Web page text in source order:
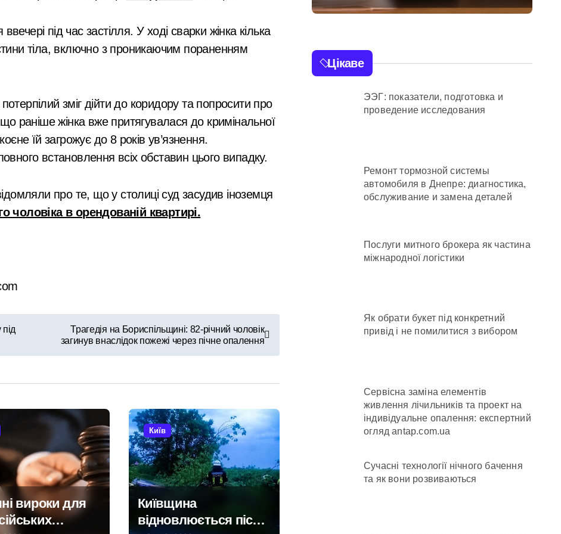
тис. грн компенсацій: фінансова підтримка для постраждалих від війни підприємств
лічильників та проект на індивідуальне опалення: експертний огляд antap.com.ua
пенсіонерка втратила $18 тисяч через фейкового полковника СБУ
нові звинувачення: 6 квартир у Києві, апартаменти в Буковелі та активи на понад 20 млн грн
втратив більше 100 тисяч книг та всі свої запаси
та як вони розвиваються
річний юнак запустив сигнальні ракети у дворі»
грн у закупівлі серверів: поліція Києва висунула підозру посадовцю Державної служби зайнятості
щодо організатора ботоферми для російського сервісу
у службі в тилу на суму 26 тисяч доларів»
трагедії на станції «Квітнева» у Києві пропонують збільшити кількість бетонних укриттів
в Києві: місто разом з Агентством відновлення укладають контракти на понад 1,5 ГВт потужностей
ЖК у Києві: офіс закритий, телефони мовчать, керівник покинув місто
під час застілля. У ході сварки жінка кілька
тіла, включно з проникаючим пораненням
зміг дійти до коридору та попросити про
що раніше жінка вже притягувалася до кримінальної
їй загрожує до 8 років ув’язнення.
встановлення всіх обставин цього випадку.
про те, що у столиці суд засудив іноземця
чоловіка в орендованій квартирі.
Трагедія на Бориспільщині: 82-річний чоловік
загинув внаслідок пожежі через пічне опалення
вироки для
Київ
Київщина
відновлюється після
телефони
керівник
місто
розстріл цивільних
на Київщині
буревіїв:
тисяч родин
електрики
Цікаве
ЭЭГ: показатели, подготовка и
проведение исследования
Ремонт тормозной системы
автомобиля в Днепре: диагностика,
обслуживание и замена деталей
Послуги митного брокера як частина
міжнародної логістики
Як обрати букет під конкретний
привід і не помилитися з вибором
Сервісна заміна елементів
живлення лічильників та проект на
індивідуальне опалення: експертний
огляд antap.com.ua
Сучасні технології нічного бачення
та як вони розвиваються